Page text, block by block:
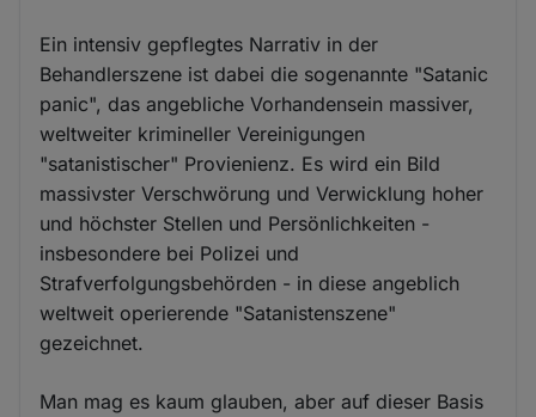
Ein intensiv gepflegtes Narrativ in der
Behandlerszene ist dabei die sogenannte "Satanic
panic", das angebliche Vorhandensein massiver,
weltweiter krimineller Vereinigungen
"satanistischer" Provienienz. Es wird ein Bild
massivster Verschwörung und Verwicklung hoher
und höchster Stellen und Persönlichkeiten -
insbesondere bei Polizei und
Strafverfolgungsbehörden - in diese angeblich
weltweit operierende "Satanistenszene"
gezeichnet.
Man mag es kaum glauben, aber auf dieser Basis